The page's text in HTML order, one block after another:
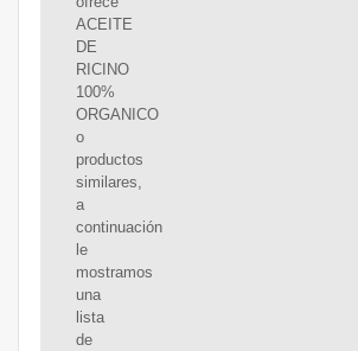
ACEITE
DE
RICINO
100%
ORGANICO
o
productos
similares,
a
continuación
le
mostramos
una
lista
de